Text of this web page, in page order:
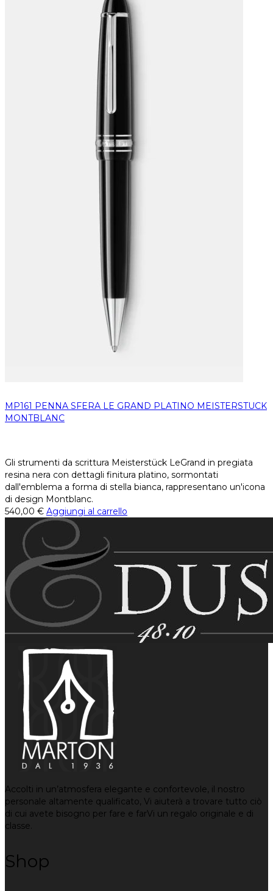
MP161 PENNA SFERA LE GRAND PLATINO MEISTERSTUCK
MONTBLANC
Gli strumenti da scrittura Meisterstück LeGrand in pregiata
resina nera con dettagli finitura platino, sormontati
dall'emblema a forma di stella bianca, rappresentano un'icona
di design Montblanc.
540,00 € Aggiungi al carrello
Accolti in un’atmosfera elegante e confortevole, il nostro
personale altamente qualificato, Vi aiuterà a trovare tutto ciò
di cui avete bisogno per fare e farVi un regalo originale e di
classe.
Shop